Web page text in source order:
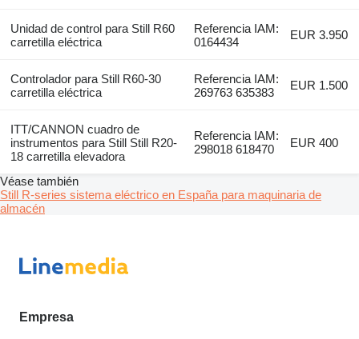
Unidad de control para Still R60
carretilla eléctrica
Referencia IAM:
0164434
EUR 3.950
Controlador para Still R60-30
carretilla eléctrica
Referencia IAM:
269763 635383
EUR 1.500
ITT/CANNON cuadro de
instrumentos para Still Still R20-
18 carretilla elevadora
Referencia IAM:
298018 618470
EUR 400
Véase también
Still R-series sistema eléctrico en España para maquinaria de
almacén
Empresa